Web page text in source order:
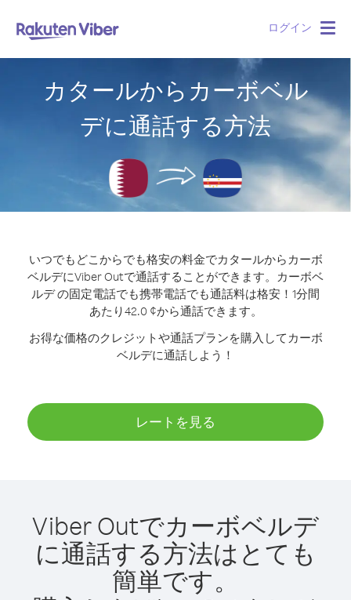
ログイン
カタールからカーボベル
デに通話する方法
いつでもどこからでも格安の料金でカタールからカーボ
ベルデにViber Outで通話することができます。
カーボベ
ルデ の固定電話でも携帯電話でも通話料は格安！1分間
あたり42.0 ¢から通話できます。
お得な価格のクレジットや通話プランを購入してカーボ
ベルデに通話しよう！
レートを見る
Viber Outでカーボベルデ
に通話する方法はとても
簡単です。